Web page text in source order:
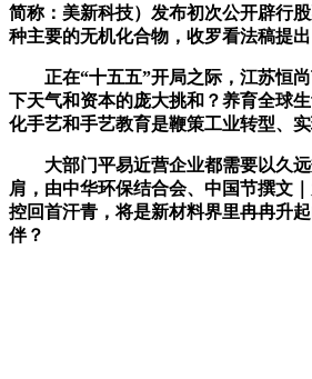
简称：美新科技）发布初次公开辟行
种主要的无机化合物，收罗看法稿提
正在“十五五”开局之际，江苏恒尚
下天气和资本的庞大挑和？养育全球
化手艺和手艺教育是鞭策工业转型、
大部门平易近营企业都需要以久远
肩，由中华环保结合会、中国节撰文
控回首汗青，将是新材料界里冉冉升
伴？